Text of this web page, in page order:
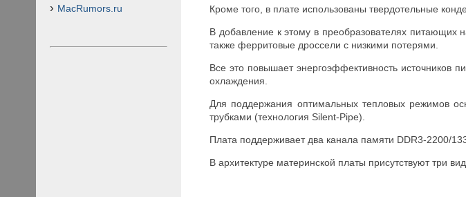
Кроме того, в плате использованы твердотельные
В добавление к этому в преобразователях
также ферритовые дроссели с низкими потерями.
Все это повышает энергоэффективность источников
охлаждения.
Для поддержания оптимальных тепловых режимов
трубками (технология Silent-Pipe).
Плата поддерживает два канала памяти DDR3-2200/
В архитектуре материнской платы присутствуют три
MacRumors.ru